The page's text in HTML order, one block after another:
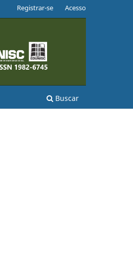
Buscar
Registrar-se Acesso